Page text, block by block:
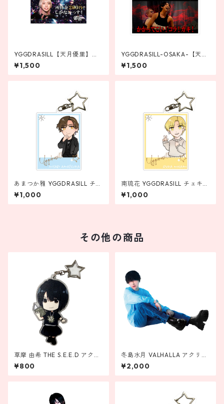
YGGDRASILL【天月優里】流
行語アクリルキーホルダー
¥1,500
YGGDRASILL-OSAKA-【天音
真樹】流行語アクリルキーホ
ルダー
¥1,500
あまつか雅 YGGDRASILL チェ
キアクリルキーホルダー
¥1,000
南琉花 YGGDRASILL チェキア
クリルキーホルダー
¥1,000
その他の商品
草摩 由希 THE S.E.E.D アクリ
ルキーホルダー
¥800
冬島水月 VALHALLA アクリル
スタンド
¥2,000